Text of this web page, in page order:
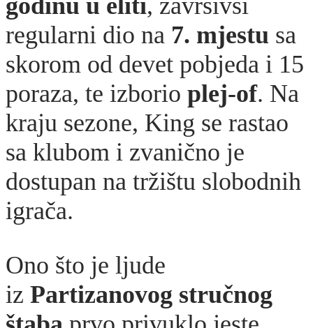
regularni dio na 7. mjestu sa
skorom od devet pobjeda i 15
poraza, te izborio plej-of. Na
kraju sezone, King se rastao
sa klubom i zvanično je
dostupan na tržištu slobodnih
igrača.
Ono što je ljude
iz Partizanovog stručnog